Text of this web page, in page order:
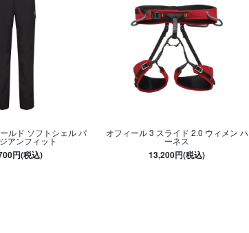
ルド ソフトシェル パ
アンフィット
円(税込)
オフィール 3 スライド 2.0 ウィメン ハ
ーネス
13,200円(税込)